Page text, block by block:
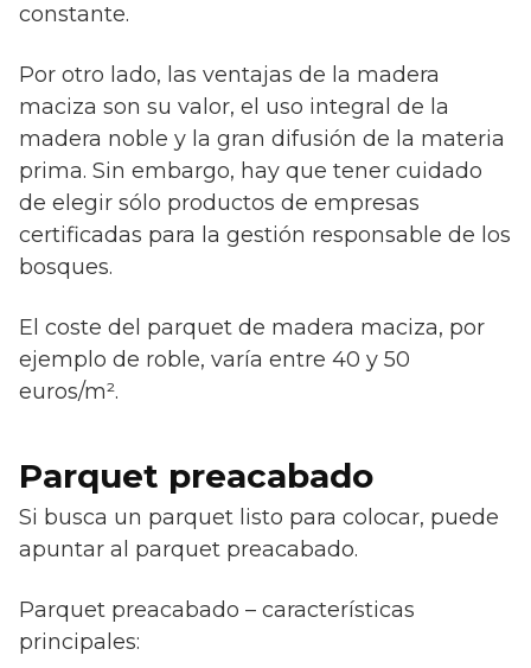
constante.
Por otro lado, las ventajas de la madera
maciza son su valor, el uso integral de la
madera noble y la gran difusión de la materia
prima. Sin embargo, hay que tener cuidado
de elegir sólo productos de empresas
certificadas para la gestión responsable de los
bosques.
El coste del parquet de madera maciza, por
ejemplo de roble, varía entre 40 y 50
euros/m².
Parquet preacabado
Si busca un parquet listo para colocar, puede
apuntar al parquet preacabado.
Parquet preacabado – características
principales: